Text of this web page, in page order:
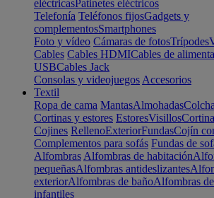
eléctricasPatinetes eléctricos
Telefonía Teléfonos fijosGadgets y
complementosSmartphones
Foto y vídeo Cámaras de fotosTrípodes
Cables Cables HDMICables de
USBCables Jack
Consolas y videojuegos Accesorios
Textil
Ropa de cama MantasAlmohadas
Cortinas y estores EstoresVisillos
Cojines RellenoExteriorFundasCojín
Complementos para sofás Fundas de
Alfombras Alfombras de habitación
pequeñasAlfombras antideslizantes
exteriorAlfombras de bañoAlfombras
infantiles